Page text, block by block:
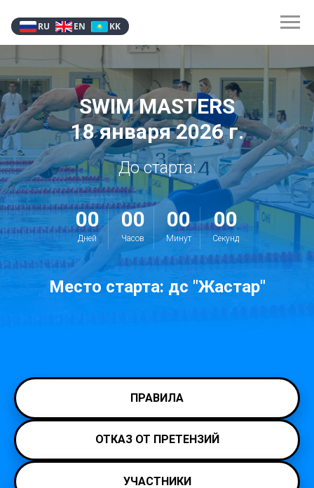
SWIM MASTERS
18 января 2026 г.
До старта:
00
Дней
00
Часов
00
Минут
00
Секунд
Место старта: дс "Жастар"
ПРАВИЛА
ОТКАЗ ОТ ПРЕТЕНЗИЙ
УЧАСТНИКИ
RU EN KK